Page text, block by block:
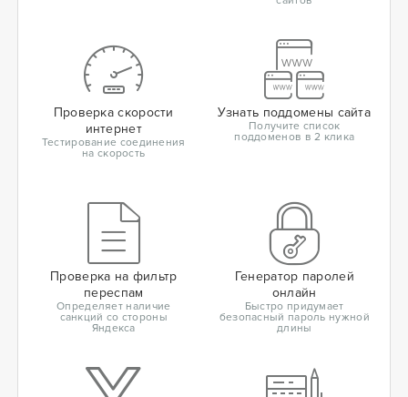
Проверка скорости
интернет
Тестирование соединения
на скорость
Узнать поддомены сайта
Получите список
поддоменов в 2 клика
Проверка на фильтр
переспам
Определяет наличие
санкций со стороны
Яндекса
Генератор паролей
онлайн
Быстро придумает
безопасный пароль нужной
длины